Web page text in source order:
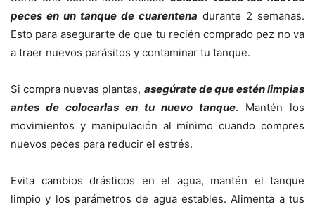
peces en un tanque de cuarentena durante 2 semanas.
Esto para asegurarte de que tu recién comprado pez no va
a traer nuevos parásitos y contaminar tu tanque.
Si compra nuevas plantas, asegúrate de que estén limpias
antes de colocarlas en tu nuevo tanque. Mantén los
movimientos y manipulación al mínimo cuando compres
nuevos peces para reducir el estrés.
Evita cambios drásticos en el agua, mantén el tanque
limpio y los parámetros de agua estables. Alimenta a tus